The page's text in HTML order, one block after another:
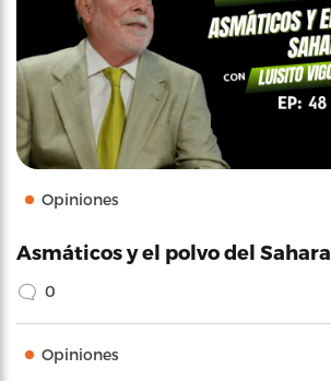
Opiniones
Asmáticos y el polvo del Sahara
0
Opiniones